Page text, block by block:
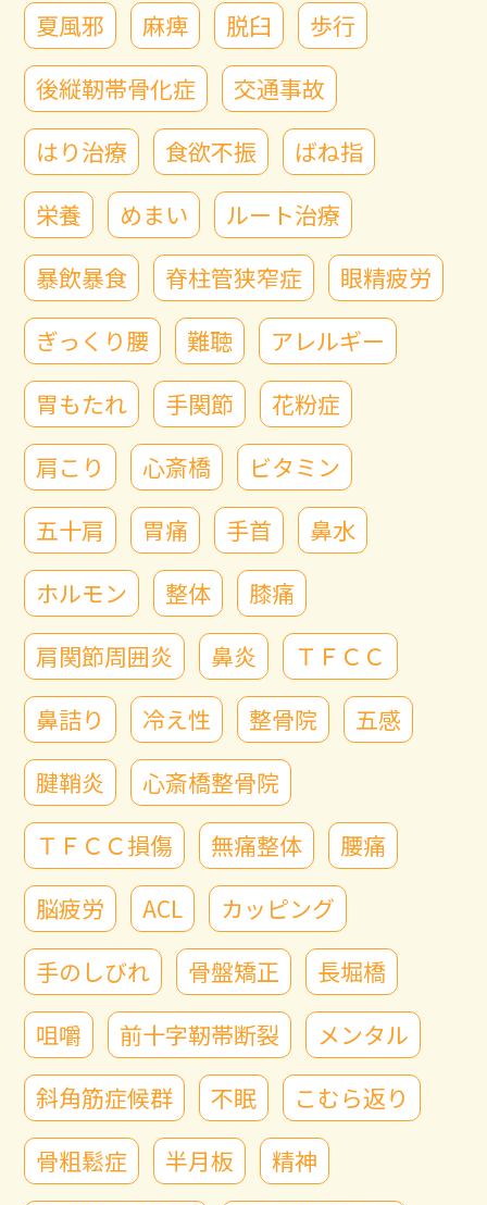
夏風邪 麻痺 脱臼
歩行
後縦靭帯骨化症
交通事故
はり治療
食欲不振
ばね指
栄養
めまい
ルート治療
暴飲暴食
脊柱管狭窄症
眼精疲労
ぎっくり腰
難聴
アレルギー
胃もたれ
手関節
花粉症
肩こり
心斎橋
ビタミン
五十肩
胃痛 手首
鼻水
ホルモン
整体
膝痛
肩関節周囲炎
鼻炎
ＴＦＣＣ
鼻詰り
冷え性 整骨院
五感
腱鞘炎
心斎橋整骨院
ＴＦＣＣ損傷
無痛整体
腰痛
脳疲労
ACL
カッピング
手のしびれ
骨盤矯正
長堀橋
咀嚼
前十字靭帯断裂
メンタル
斜角筋症候群
不眠
こむら返り
骨粗鬆症
半月板
精神